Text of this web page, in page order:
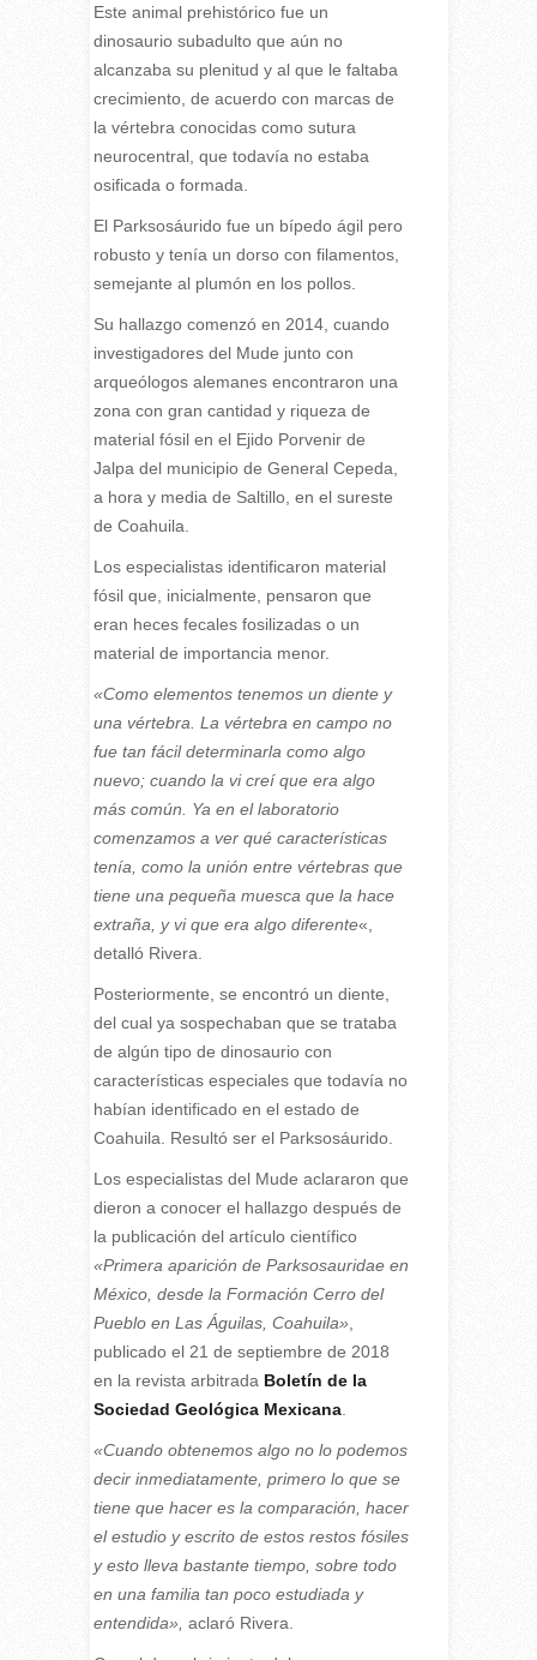
Este animal prehistórico fue un
dinosaurio subadulto que aún no
alcanzaba su plenitud y al que le faltaba
crecimiento, de acuerdo con marcas de
la vértebra conocidas como sutura
neurocentral, que todavía no estaba
osificada o formada.
El Parksosáurido fue un bípedo ágil pero
robusto y tenía un dorso con filamentos,
semejante al plumón en los pollos.
Su hallazgo comenzó en 2014, cuando
investigadores del Mude junto con
arqueólogos alemanes encontraron una
zona con gran cantidad y riqueza de
material fósil en el Ejido Porvenir de
Jalpa del municipio de General Cepeda,
a hora y media de Saltillo, en el sureste
de Coahuila.
Los especialistas identificaron material
fósil que, inicialmente, pensaron que
eran heces fecales fosilizadas o un
material de importancia menor.
«Como elementos tenemos un diente y
una vértebra. La vértebra en campo no
fue tan fácil determinarla como algo
nuevo; cuando la vi creí que era algo
más común. Ya en el laboratorio
comenzamos a ver qué características
tenía, como la unión entre vértebras que
tiene una pequeña muesca que la hace
extraña, y vi que era algo diferente«,
detalló Rivera.
Posteriormente, se encontró un diente,
del cual ya sospechaban que se trataba
de algún tipo de dinosaurio con
características especiales que todavía no
habían identificado en el estado de
Coahuila. Resultó ser el Parksosáurido.
Los especialistas del Mude aclararon que
dieron a conocer el hallazgo después de
la publicación del artículo científico
«Primera aparición de Parksosauridae en
México, desde la Formación Cerro del
Pueblo en Las Águilas, Coahuila»
publicado el 21 de septiembre de 2018
en la revista arbitrada Boletín de la
Sociedad Geológica Mexicana.
«Cuando obtenemos algo no lo podemos
decir inmediatamente, primero lo que se
tiene que hacer es la comparación, hacer
el estudio y escrito de estos restos fósiles
y esto lleva bastante tiempo, sobre todo
en una familia tan poco estudiada y
entendida», aclaró Rivera.